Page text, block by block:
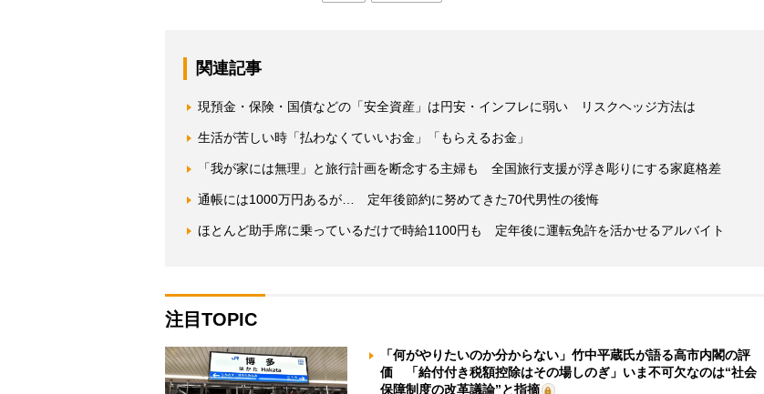
関連記事
現預金・保険・国債などの「安全資産」は円安・インフレに弱い リスクヘッジ方法は
生活が苦しい時「払わなくていいお金」「もらえるお金」
「我が家には無理」と旅行計画を断念する主婦も 全国旅行支援が浮き彫りにする家庭格差
通帳には1000万円あるが… 定年後節約に努めてきた70代男性の後悔
ほとんど助手席に乗っているだけで時給1100円も 定年後に運転免許を活かせるアルバイト
注目TOPIC
「何がやりたいのか分からない」竹中平蔵氏が語る高市内閣の評
価 「給付付き税額控除はその場しのぎ」いま不可欠なのは“社会
保障制度の改革議論”と指摘